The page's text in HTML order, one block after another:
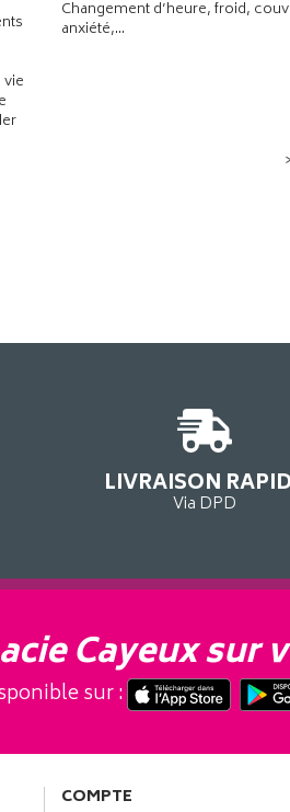
Changement d’heure, froid,
anxiété,...
LIVRAISON
Via DPD
Cayeux sur
sur :
COMPTE